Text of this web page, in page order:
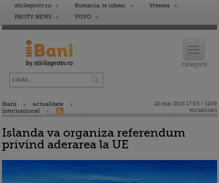
stirileprotv.ro Romania, te iubesc
Vremea
PROTV NEWS
VOYO
ibani
actualitate
international
22 mai 2013 17:03 / 1249
vizualizari
Islanda va organiza referendum
privind aderarea la UE